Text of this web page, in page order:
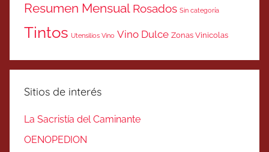
Resumen Mensual Rosados Sin categoría
Tintos Utensilios Vino Vino Dulce Zonas Vinicolas
Sitios de interés
La Sacristía del Caminante
OENOPEDION